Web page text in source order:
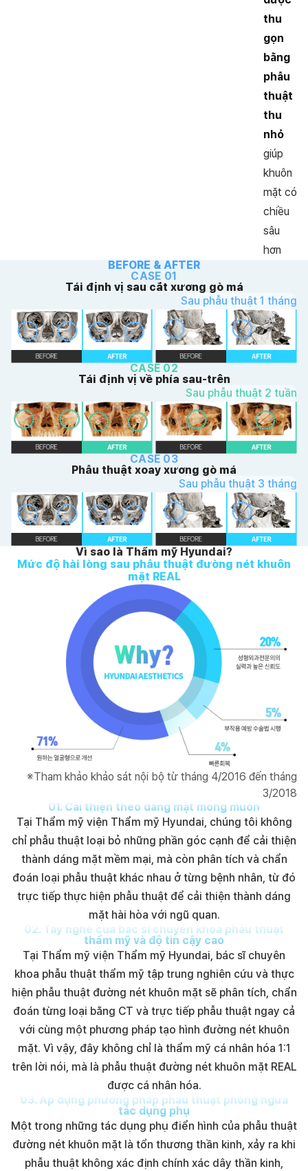
thu
gọn
bằng
phẫu
thuật
thu
nhỏ
giúp
khuôn
mặt có
chiều
sâu
hơn
BEFORE & AFTER
CASE 01
Tái định vị sau cắt xương gò má
Sau phẫu thuật 1 tháng
CASE 02
Tái định vị về phía sau-trên
Sau phẫu thuật 2 tuần
CASE 03
Phẫu thuật xoay xương gò má
Sau phẫu thuật 3 tháng
Vì sao là Thẩm mỹ Hyundai?
Mức độ hài lòng sau phẫu thuật đường nét khuôn
mặt REAL
※Tham khảo khảo sát nội bộ từ tháng 4/2016 đến tháng
3/2018
01. Cải thiện theo dáng mặt mong muốn
Tại Thẩm mỹ viện Thẩm mỹ Hyundai, chúng tôi không
chỉ phẫu thuật loại bỏ những phần góc cạnh để cải thiện
thành dáng mặt mềm mại, mà còn phân tích và chẩn
đoán loại phẫu thuật khác nhau ở từng bệnh nhân, từ đó
trực tiếp thực hiện phẫu thuật để cải thiện thành dáng
mặt hài hòa với ngũ quan.
02. Tay nghề của bác sĩ chuyên khoa phẫu thuật
thẩm mỹ và độ tin cậy cao
Tại Thẩm mỹ viện Thẩm mỹ Hyundai, bác sĩ chuyên
khoa phẫu thuật thẩm mỹ tập trung nghiên cứu và thực
hiện phẫu thuật đường nét khuôn mặt sẽ phân tích, chẩn
đoán từng loại bằng CT và trực tiếp phẫu thuật ngay cả
với cùng một phương pháp tạo hình đường nét khuôn
mặt. Vì vậy, đây không chỉ là thẩm mỹ cá nhân hóa 1:1
trên lời nói, mà là phẫu thuật đường nét khuôn mặt REAL
được cá nhân hóa.
03. Áp dụng phương pháp phẫu thuật phòng ngừa
tác dụng phụ
Một trong những tác dụng phụ điển hình của phẫu thuật
đường nét khuôn mặt là tổn thương thần kinh, xảy ra khi
phẫu thuật không xác định chính xác dây thần kinh,